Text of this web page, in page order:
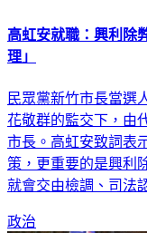
高虹安就職：興利除
理」
民眾黨新竹市長當選
花敬群的監交下，由
市長。高虹安致詞表
策，更重要的是興利
就會交由檢調、司法
政治